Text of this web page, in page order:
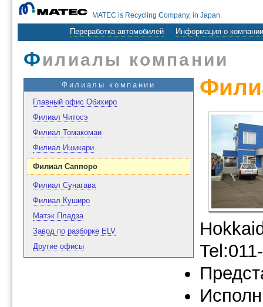
MATEC is Recycling Company, in Japan.
Переработка автомобилей Информация о компании
Филиалы компании
Филиалы компании
Главный офис Обихиро
Филиал Читосэ
Филиал Томакомаи
Филиал Ишикари
Филиал Саппоро
Филиал Сунагава
Филиал Куширо
Матэк Пладза
Завод по разборке ELV
Другие офисы